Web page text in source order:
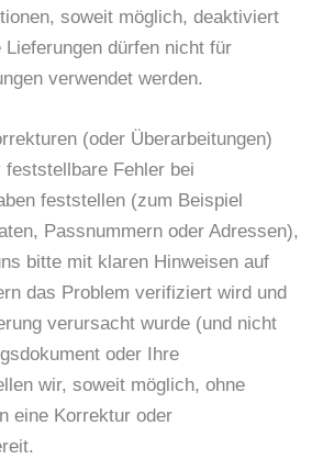
soweit möglich, deaktiviert
dürfen nicht für
verwendet werden.
(oder Überarbeitungen)
Fehler bei
feststellen (zum Beispiel
Passnummern oder Adressen),
bitte mit klaren Hinweisen auf
das Problem verifiziert wird und
verursacht wurde (und nicht
oder Ihre
wir, soweit möglich, ohne
eine Korrektur oder